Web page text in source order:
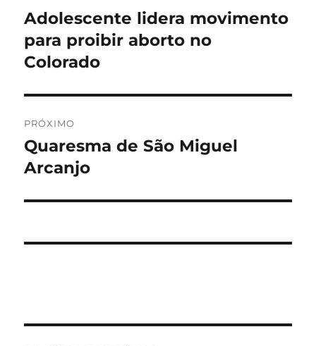
de
Post
Post
anterior:
Adolescente lidera movimento
para proibir aborto no
Colorado
PRÓXIMO
Próximo
post:
Quaresma de São Miguel
Arcanjo